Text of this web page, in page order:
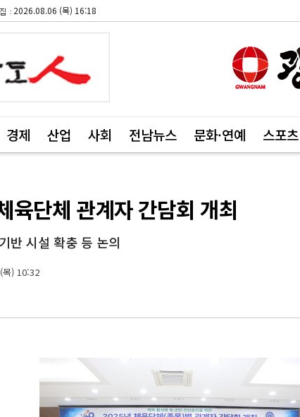
2026.08.06 (목) 16:18
경제 산업 사회 전남뉴스 문화·연예 스포츠
육단체 관계자 간담회 개최
반 시설 확충 등 논의
) 10:32